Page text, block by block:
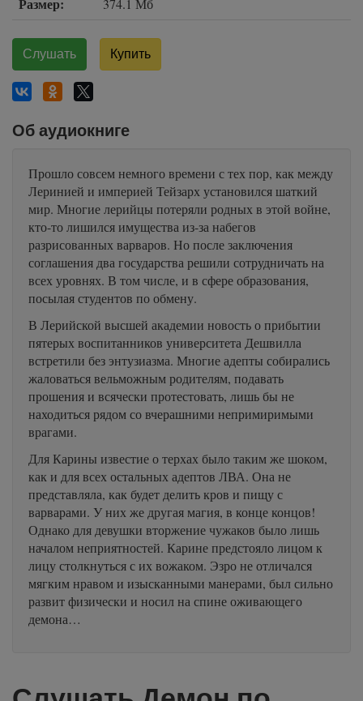
374.1 Мб
Слушать Купить
Об аудиокниге
Прошло совсем немного времени с тех пор, как между
Леринией и империей Тейзарх установился шаткий
мир. Многие лерийцы потеряли родных в этой войне,
кто-то лишился имущества из-за набегов
разрисованных варваров. Но после заключения
соглашения два государства решили сотрудничать на
всех уровнях. В том числе, и в сфере образования,
посылая студентов по обмену.
В Лерийской высшей академии новость о прибытии
пятерых воспитанников университета Дешвилла
встретили без энтузиазма. Многие адепты собирались
жаловаться вельможным родителям, подавать
прошения и всячески протестовать, лишь бы не
находиться рядом со вчерашними непримиримыми
врагами.
Для Карины известие о терхах было таким же шоком,
как и для всех остальных адептов ЛВА. Она не
представляла, как будет делить кров и пищу с
варварами. У них же другая магия, в конце концов!
Однако для девушки вторжение чужаков было лишь
началом неприятностей. Карине предстояло лицом к
лицу столкнуться с их вожаком. Эзро не отличался
мягким нравом и изысканными манерами, был сильно
развит физически и носил на спине оживающего
демона…